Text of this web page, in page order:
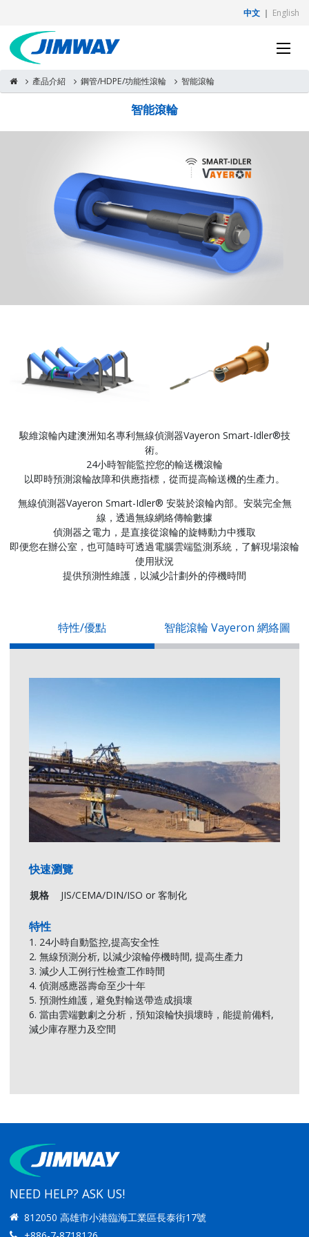
中文 ｜ English
產品介紹 鋼管/HDPE/功能性滾輪 智能滾輪
智能滾輪
駿維滾輪內建澳洲知名專利無線偵測器Vayeron Smart-Idler®技
術。
24小時智能監控您的輸送機滾輪
以即時預測滾輪故障和供應指標，從而提高輸送機的生產力。
無線偵測器Vayeron Smart-Idler® 安裝於滾輪內部。安裝完全無
線，透過無線網絡傳輸數據
偵測器之電力，是直接從滾輪的旋轉動力中獲取
即便您在辦公室，也可隨時可透過電腦雲端監測系統，了解現場滾輪
使用狀況
提供預測性維護，以減少計劃外的停機時間
特性/優點 智能滾輪 Vayeron 網絡圖
快速瀏覽
規格 JIS/CEMA/DIN/ISO or 客制化
特性
1. 24小時自動監控,提高安全性
2. 無線預測分析, 以減少滾輪停機時間, 提高生產力
3. 減少人工例行性檢查工作時間
4. 偵測感應器壽命至少十年
5. 預測性維護 , 避免對輸送帶造成損壞
6. 當由雲端數劇之分析，預知滾輪快損壞時，能提前備料,
減少庫存壓力及空間
NEED HELP? ASK US!
812050 高雄市小港臨海工業區長泰街17號